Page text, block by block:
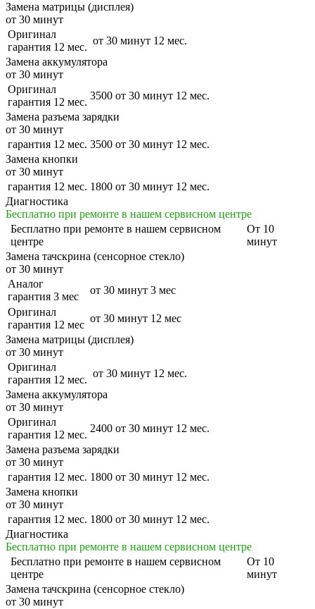
Замена матрицы (дисплея)
от 30 минут
Оригинал
гарантия 12 мес.
от 30 минут 12 мес.
Замена аккумулятора
от 30 минут
Оригинал
гарантия 12 мес.
3500 от 30 минут 12 мес.
Замена разъема зарядки
от 30 минут
гарантия 12 мес. 3500 от 30 минут 12 мес.
Замена кнопки
от 30 минут
гарантия 12 мес. 1800 от 30 минут 12 мес.
Диагностика
Бесплатно при ремонте в нашем сервисном центре
Бесплатно при ремонте в нашем сервисном
центре
От 10
минут
Замена тачскрина (сенсорное стекло)
от 30 минут
Аналог
гарантия 3 мес
от 30 минут 3 мес
Оригинал
гарантия 12 мес
от 30 минут 12 мес
Замена матрицы (дисплея)
от 30 минут
Оригинал
гарантия 12 мес.
от 30 минут 12 мес.
Замена аккумулятора
от 30 минут
Оригинал
гарантия 12 мес.
2400 от 30 минут 12 мес.
Замена разъема зарядки
от 30 минут
гарантия 12 мес. 1800 от 30 минут 12 мес.
Замена кнопки
от 30 минут
гарантия 12 мес. 1800 от 30 минут 12 мес.
Диагностика
Бесплатно при ремонте в нашем сервисном центре
Бесплатно при ремонте в нашем сервисном
центре
От 10
минут
Замена тачскрина (сенсорное стекло)
от 30 минут